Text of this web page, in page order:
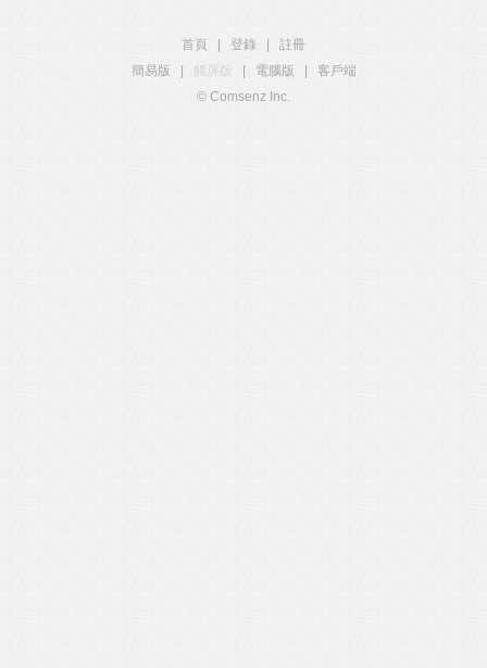
首頁 登錄
註冊
簡易版
觸屏版 電腦版
客戶端
© Comsenz Inc.